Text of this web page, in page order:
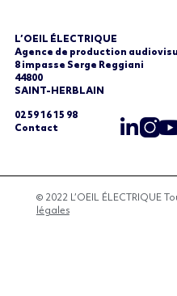
L’OEIL ÉLECTRIQUE
Agence de production
8 impasse Serge Reggiani
44800
SAINT-HERBLAIN
02 59 16 15 98
Contact
© 2022 L’OEIL ÉLECTRIQUE
légales